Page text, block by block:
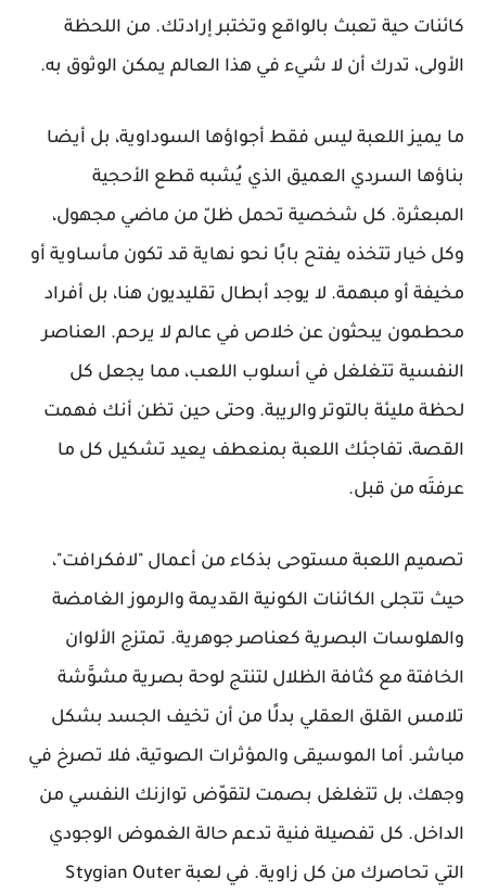
كائنات حية تعبث بالواقع وتختبر إرادتك. من اللحظة
الأولى، تدرك أن لا شيء في هذا العالم يمكن الوثوق به.
ما يميز اللعبة ليس فقط أجواؤها السوداوية، بل أيضا
بناؤها السردي العميق الذي يُشبه قطع الأحجية
المبعثرة. كل شخصية تحمل ظلّ من ماضي مجهول،
وكل خيار تتخذه يفتح بابًا نحو نهاية قد تكون مأساوية أو
مخيفة أو مبهمة. لا يوجد أبطال تقليديون هنا، بل أفراد
محطمون يبحثون عن خلاص في عالم لا يرحم. العناصر
النفسية تتغلغل في أسلوب اللعب، مما يجعل كل
لحظة مليئة بالتوتر والريبة. وحتى حين تظن أنك فهمت
القصة، تفاجئك اللعبة بمنعطف يعيد تشكيل كل ما
عرفتَه من قبل.
تصميم اللعبة مستوحى بذكاء من أعمال "لافكرافت"،
حيث تتجلى الكائنات الكونية القديمة والرموز الغامضة
والهلوسات البصرية كعناصر جوهرية. تمتزج الألوان
الخافتة مع كثافة الظلال لتنتج لوحة بصرية مشوَّشة
تلامس القلق العقلي بدلًا من أن تخيف الجسد بشكل
مباشر. أما الموسيقى والمؤثرات الصوتية، فلا تصرخ في
وجهك، بل تتغلغل بصمت لتقوّض توازنك النفسي من
الداخل. كل تفصيلة فنية تدعم حالة الغموض الوجودي
التي تحاصرك من كل زاوية. في لعبة Stygian Outer